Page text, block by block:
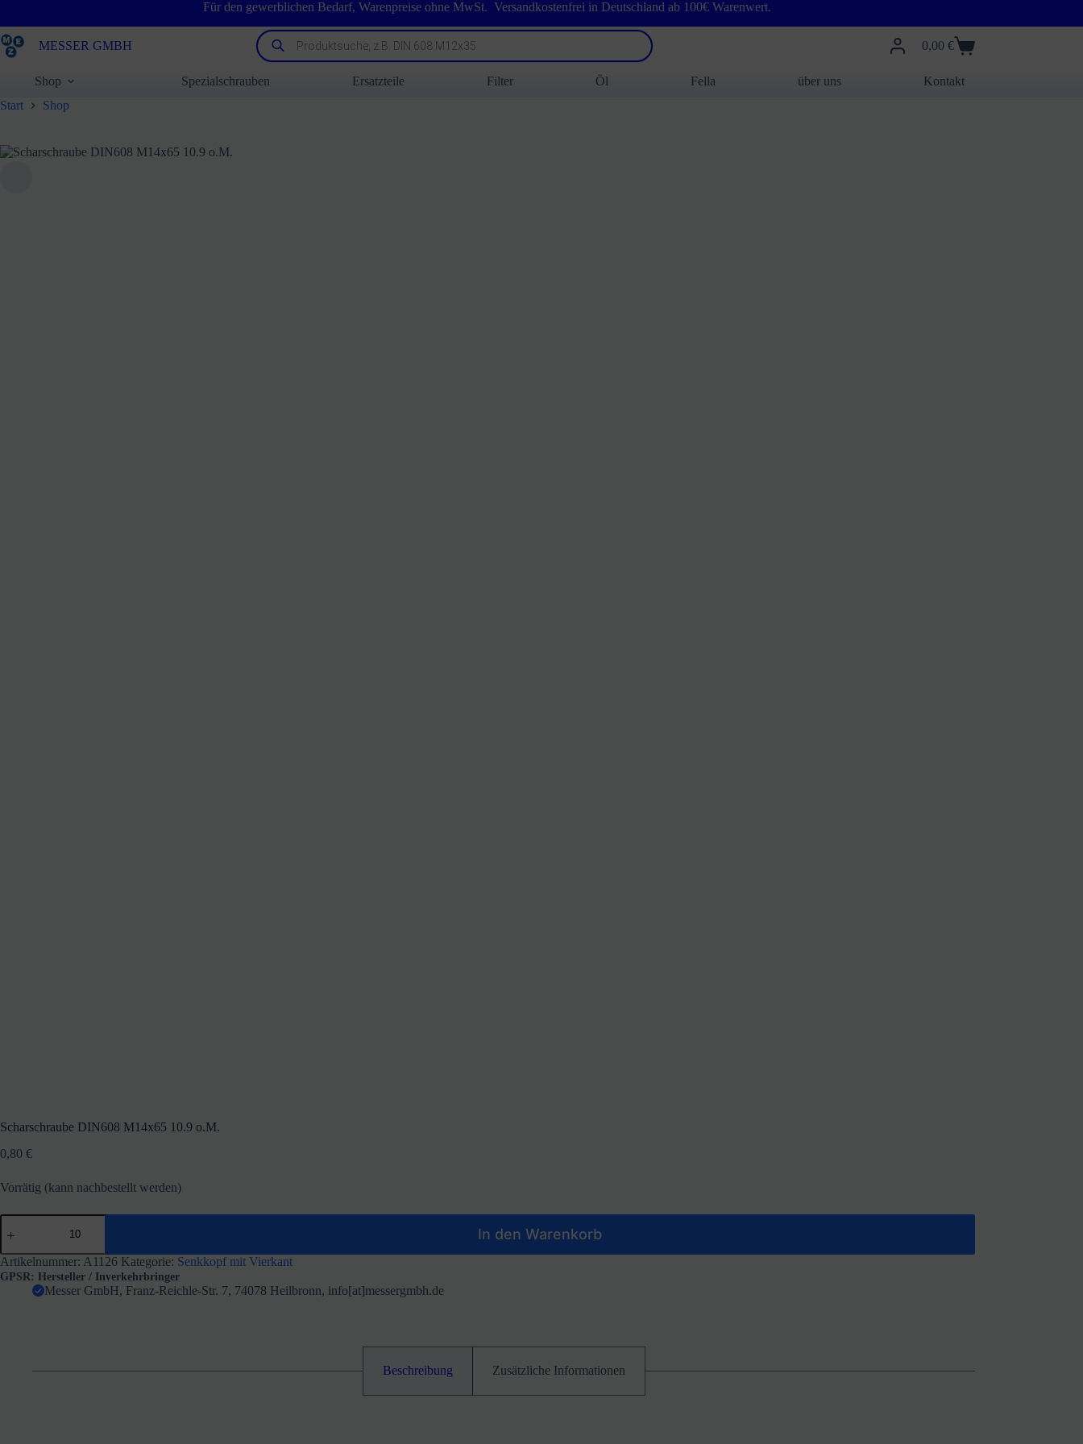
springen
Für den gewerblichen Bedarf, Warenpreise ohne MwSt. Versandkostenfrei in Deutschland ab 100€ Warenwert.
MESSER GMBH
Products
search
Warenkorb
0,00 €
Shop Spezialschrauben Ersatzteile Filter Öl Fella über uns
Kontakt
Start
Shop
Scharschraube DIN608 M14x65 10.9 o.M.
0,80 €
Vorrätig (kann nachbestellt werden)
Scharschraube
DIN608
10.9
o.M.
Menge
In den Warenkorb
Artikelnummer: A1126 Kategorie: Senkkopf mit Vierkant
GPSR: Hersteller / Inverkehrbringer
Messer GmbH, Franz-Reichle-Str. 7, 74078 Heilbronn, info[at]messergmbh.de
Beschreibung Zusätzliche Informationen